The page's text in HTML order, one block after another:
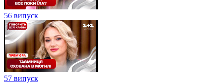
56 випуск
57 випуск